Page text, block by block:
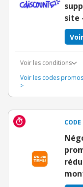
site
Voir les conditions
Voir les codes
>